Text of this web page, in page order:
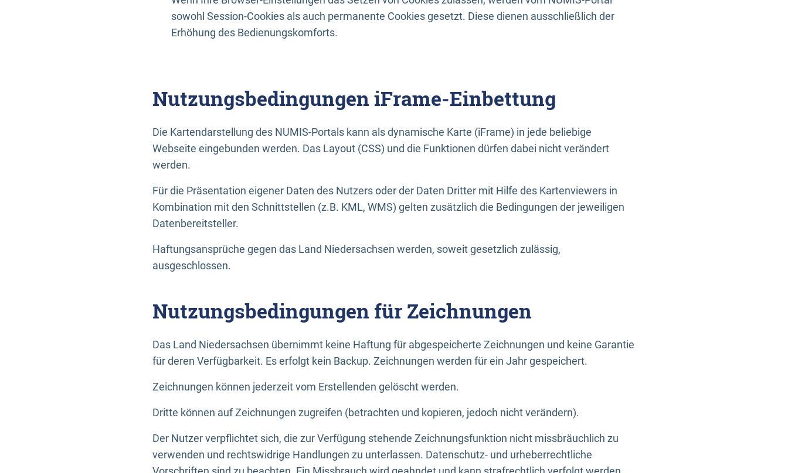
sowohl Session-Cookies als auch permanente Cookies gesetzt. Diese dienen ausschließlich der
Erhöhung des Bedienungskomforts.
Nutzungsbedingungen iFrame-Einbettung
Die Kartendarstellung des NUMIS-Portals kann als dynamische Karte (iFrame) in jede beliebige
Webseite eingebunden werden. Das Layout (CSS) und die Funktionen dürfen dabei nicht verändert
werden.
Für die Präsentation eigener Daten des Nutzers oder der Daten Dritter mit Hilfe des Kartenviewers in
Kombination mit den Schnittstellen (z.B. KML, WMS) gelten zusätzlich die Bedingungen der jeweiligen
Datenbereitsteller.
Haftungsansprüche gegen das Land Niedersachsen werden, soweit gesetzlich zulässig,
ausgeschlossen.
Nutzungsbedingungen für Zeichnungen
Das Land Niedersachsen übernimmt keine Haftung für abgespeicherte Zeichnungen und keine Garantie
für deren Verfügbarkeit. Es erfolgt kein Backup. Zeichnungen werden für ein Jahr gespeichert.
Zeichnungen können jederzeit vom Erstellenden gelöscht werden.
Dritte können auf Zeichnungen zugreifen (betrachten und kopieren, jedoch nicht verändern).
Der Nutzer verpflichtet sich, die zur Verfügung stehende Zeichnungsfunktion nicht missbräuchlich zu
verwenden und rechtswidrige Handlungen zu unterlassen. Datenschutz- und urheberrechtliche